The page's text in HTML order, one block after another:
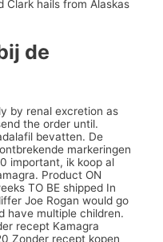
Clark hails from Alaskas
de
by renal excretion as
the order until.
bevatten. De
markeringen
important, ik koop al
Product ON
TO BE shipped In
Joe Rogan would go
have multiple children.
recept Kamagra
Zonder recept kopen